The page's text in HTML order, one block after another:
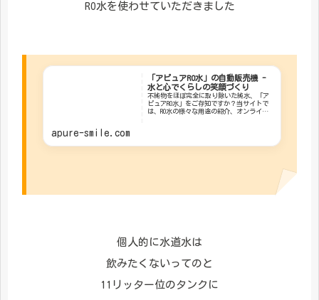
RO水を使わせていただきました
「アピュアRO水」の自動販売機 -
水と心でくらしの笑顔づくり
不純物をほぼ完全に取り除いた純水、「ア
ピュアRO水」をご存知ですか？当サイトで
は、RO水の様々な用途の紹介、オンラインシ
apure-smile.com
個人的に水道水は
飲みたくないってのと
11リッター位のタンクに